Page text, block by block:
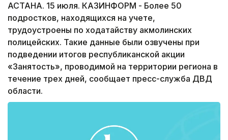
АСТАНА. 15 июля. КАЗИНФОРМ - Более 50
подростков, находящихся на учете,
трудоустроены по ходатайству акмолинских
полицейских. Такие данные были озвучены при
подведении итогов республиканской акции
«Занятость», проводимой на территории региона в
течение трех дней, сообщает пресс-служба ДВД
области.